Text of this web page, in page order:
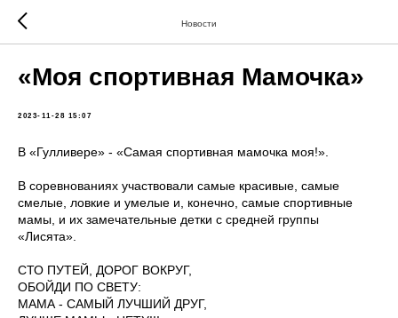
Новости
«Моя спортивная Мамочка»
2023-11-28 15:07
В «Гулливере» - «Самая спортивная мамочка моя!».
В соревнованиях участвовали самые красивые, самые
смелые, ловкие и умелые и, конечно, самые спортивные
мамы, и их замечательные детки с средней группы
«Лисята».
СТО ПУТЕЙ, ДОРОГ ВОКРУГ,
ОБОЙДИ ПО СВЕТУ:
МАМА - САМЫЙ ЛУЧШИЙ ДРУГ,